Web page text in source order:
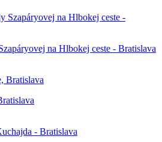
na Hlbokej ceste - Bratislava